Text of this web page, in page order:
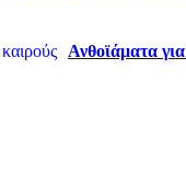
Ανθοϊάματα